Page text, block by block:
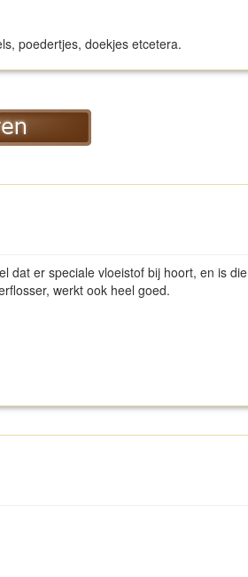
poedertjes, doekjes etcetera.
dat er speciale vloeistof bij hoort, en is
werkt ook heel goed.